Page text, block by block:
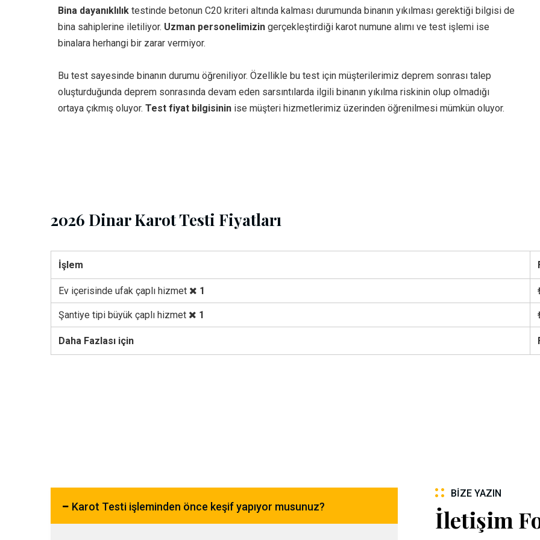
Bina dayanıklılık testinde betonun C20 kriteri altında kalması durumunda binanın yıkılması gerektiği bilgisi de
bina sahiplerine iletiliyor. Uzman personelimizin gerçekleştirdiği karot numune alımı ve test işlemi ise
binalara herhangi bir zarar vermiyor.
Bu test sayesinde binanın durumu öğreniliyor. Özellikle bu test için müşterilerimiz deprem sonrası talep
oluşturduğunda deprem sonrasında devam eden sarsıntılarda ilgili binanın yıkılma riskinin olup olmadığı
ortaya çıkmış oluyor. Test fiyat bilgisinin ise müşteri hizmetlerimiz üzerinden öğrenilmesi mümkün oluyor.
2026 Dinar Karot Testi Fiyatları
İşlem
Ev içerisinde ufak çaplı hizmet 1
Şantiye tipi büyük çaplı hizmet 1
Daha Fazlası için
Karot Testi işleminden önce keşif yapıyor musunuz?
BIZE YAZIN
İletişim